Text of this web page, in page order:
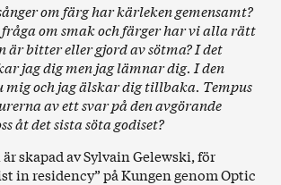
om färg har kärleken gemensamt?
om smak och färger har vi alla rätt
är bitter eller gjord av sötma? I det
jag dig men jag lämnar dig. I den
och jag älskar dig tillbaka. Tempus
av ett svar på den avgörande
åt det sista söta godiset?
skapad av Sylvain Gelewski, för
in residency” på Kungen genom Optic